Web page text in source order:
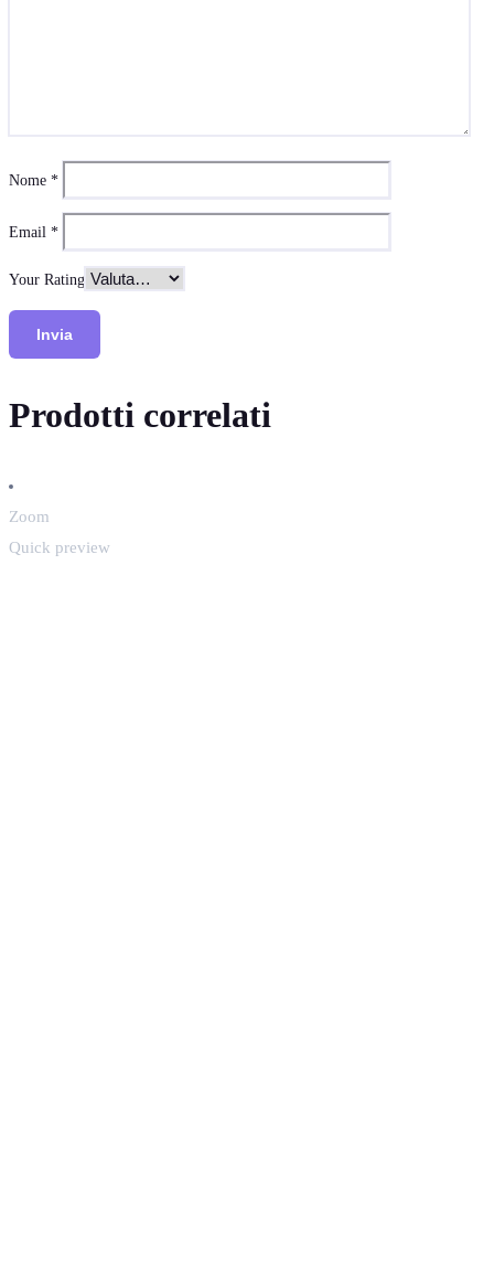
Nome *
Email *
Your Rating
Prodotti correlati
Zoom
Quick preview